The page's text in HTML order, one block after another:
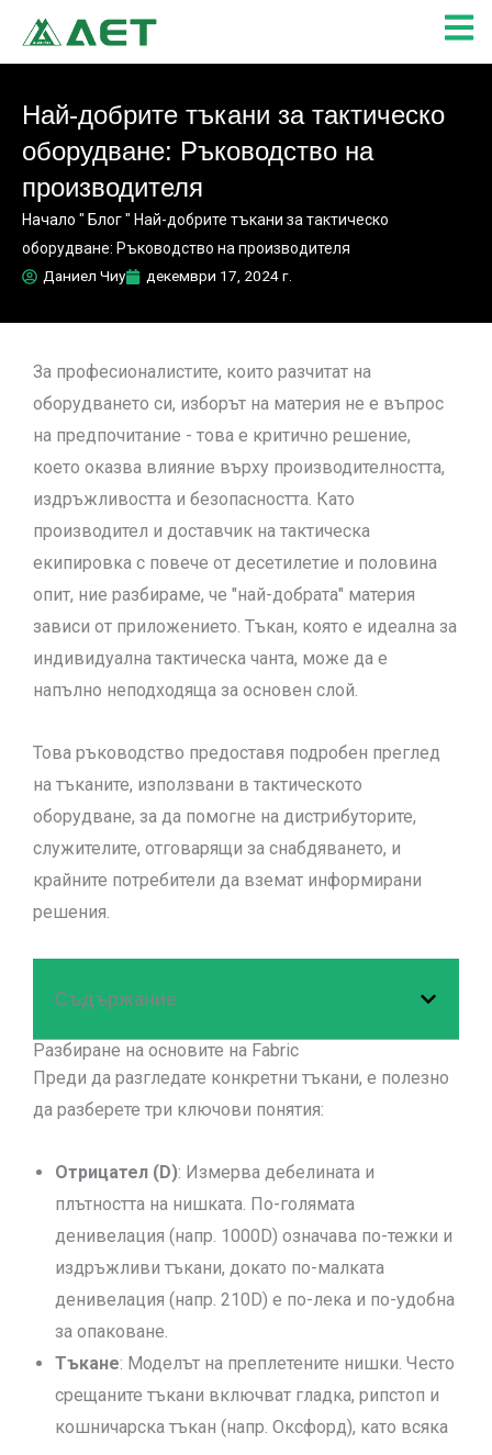
content
Най-добрите тъкани за тактическо
оборудване: Ръководство на
производителя
Начало " Блог" Най-добрите тъкани за тактическо
оборудване: Ръководство на производителя
Даниел Чиу
декември 17, 2024 г.
За професионалистите, които разчитат на
оборудването си, изборът на материя не е въпрос
на предпочитание - това е критично решение,
което оказва влияние върху производителността,
издръжливостта и безопасността. Като
производител и доставчик на тактическа
екипировка с повече от десетилетие и половина
опит, ние разбираме, че "най-добрата" материя
зависи от приложението. Тъкан, която е идеална за
индивидуална тактическа чанта, може да е
напълно неподходяща за основен слой.
Това ръководство предоставя подробен преглед
на тъканите, използвани в тактическото
оборудване, за да помогне на дистрибуторите,
служителите, отговарящи за снабдяването, и
крайните потребители да вземат информирани
решения.
Съдържание
Разбиране на основите на Fabric
Преди да разгледате конкретни тъкани, е полезно
да разберете три ключови понятия:
Отрицател (D): Измерва дебелината и
плътността на нишката. По-голямата
денивелация (напр. 1000D) означава по-тежки и
издръжливи тъкани, докато по-малката
денивелация (напр. 210D) е по-лека и по-удобна
за опаковане.
Тъкане: Моделът на преплетените нишки. Често
срещаните тъкани включват гладка, рипстоп и
кошничарска тъкан (напр. Оксфорд), като всяка